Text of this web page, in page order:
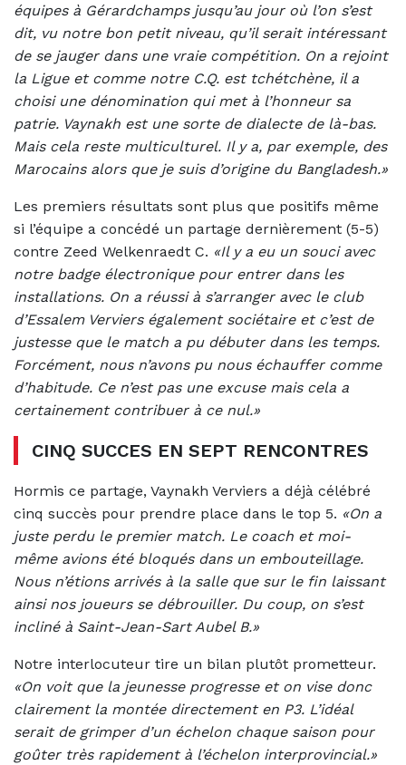
équipes à Gérardchamps jusqu’au jour où l’on s’est
dit, vu notre bon petit niveau, qu’il serait intéressant
de se jauger dans une vraie compétition. On a rejoint
la Ligue et comme notre C.Q. est tchétchène, il a
choisi une dénomination qui met à l’honneur sa
patrie. Vaynakh est une sorte de dialecte de là-bas.
Mais cela reste multiculturel. Il y a, par exemple, des
Marocains alors que je suis d’origine du Bangladesh.»
Les premiers résultats sont plus que positifs même
si l’équipe a concédé un partage dernièrement (5-5)
contre Zeed Welkenraedt C. «Il y a eu un souci avec
notre badge électronique pour entrer dans les
installations. On a réussi à s’arranger avec le club
d’Essalem Verviers également sociétaire et c’est de
justesse que le match a pu débuter dans les temps.
Forcément, nous n’avons pu nous échauffer comme
d’habitude. Ce n’est pas une excuse mais cela a
certainement contribuer à ce nul.»
CINQ SUCCES EN SEPT RENCONTRES
Hormis ce partage, Vaynakh Verviers a déjà célébré
cinq succès pour prendre place dans le top 5. «On a
juste perdu le premier match. Le coach et moi-
même avions été bloqués dans un embouteillage.
Nous n’étions arrivés à la salle que sur le fin laissant
ainsi nos joueurs se débrouiller. Du coup, on s’est
incliné à Saint-Jean-Sart Aubel B.»
Notre interlocuteur tire un bilan plutôt prometteur.
«On voit que la jeunesse progresse et on vise donc
clairement la montée directement en P3. L’idéal
serait de grimper d’un échelon chaque saison pour
goûter très rapidement à l’échelon interprovincial.»